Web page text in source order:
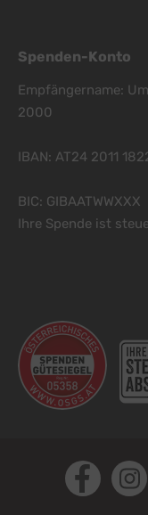
Spenden-Konto
Empfängername:
2000
IBAN: AT24 2011
BIC: GIBAATWWXXX
Ihre Spende ist